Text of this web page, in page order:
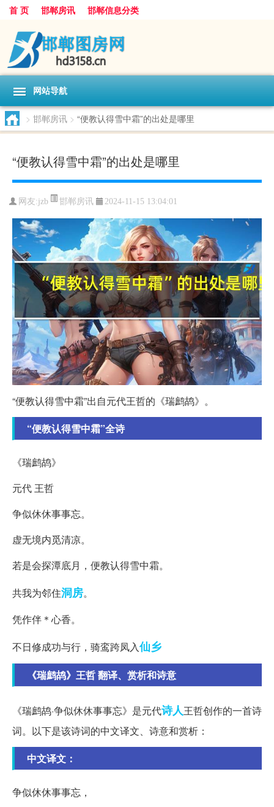
首 页 邯郸房讯 邯郸信息分类
网站导航
> 邯郸房讯 > “便教认得雪中霜”的出处是哪里
“便教认得雪中霜”的出处是哪里
网友:jzb 邯郸房讯 2024-11-15 13:04:01
“便教认得雪中霜”出自元代王哲的《瑞鹧鸪》。
“便教认得雪中霜”全诗
《瑞鹧鸪》
元代 王哲
争似休休事事忘。
虚无境内觅清凉。
若是会探潭底月，便教认得雪中霜。
共我为邻住洞房。
凭作伴＊心香。
不日修成功与行，骑鸾跨凤入仙乡
《瑞鹧鸪》王哲 翻译、赏析和诗意
《瑞鹧鸪·争似休休事事忘》是元代诗人王哲创作的一首诗
词。以下是该诗词的中文译文、诗意和赏析：
中文译文：
争似休休事事忘，